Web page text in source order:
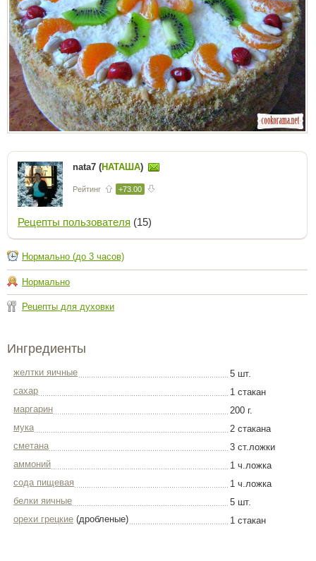
nata7 (НАТАША)
Рейтинг +73.00
Рецепты пользователя (15)
Нормально (до 3 часов)
Нормально
Рецепты для духовки
Ингредиенты
желтки яичные
5 шт.
сахар
1 стакан
маргарин
200 г.
мука
2 стакана
сметана
3 ст.ложки
аммоний
1 ч.ложка
сода пищевая
1 ч.ложка
белки яичные
5 шт.
орехи грецкие (дробленые) 1 стакан